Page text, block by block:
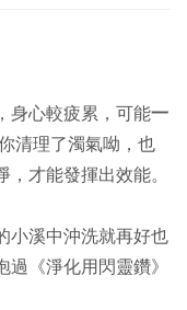
身心較疲累，可能一
清理了濁氣呦，也
才能發揮出效能。
小溪中沖洗就再好也
過《淨化用閃靈鑽》